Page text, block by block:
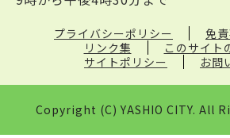
プライバシーポリシー
免
リンク集
このサイト
サイトポリシー
お問
Copyright (C) YASHIO CITY. All